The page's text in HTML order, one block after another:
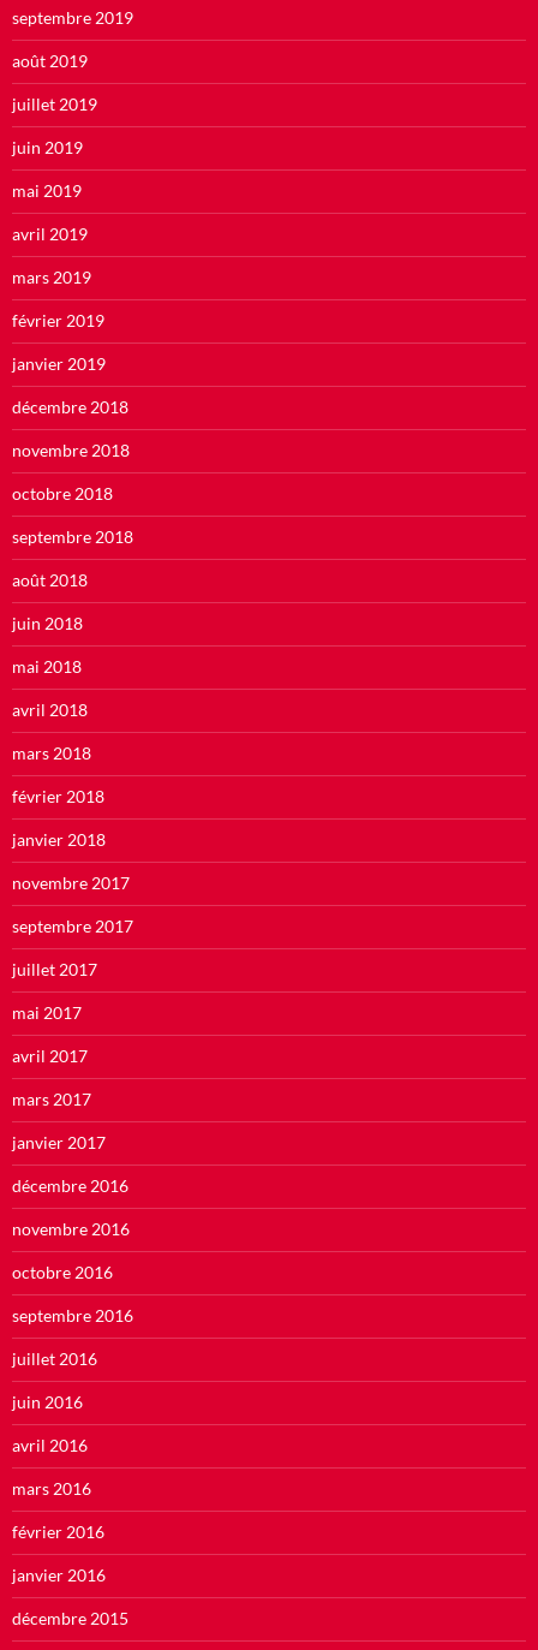
septembre 2019
août 2019
juillet 2019
juin 2019
mai 2019
avril 2019
mars 2019
février 2019
janvier 2019
décembre 2018
novembre 2018
octobre 2018
septembre 2018
août 2018
juin 2018
mai 2018
avril 2018
mars 2018
février 2018
janvier 2018
novembre 2017
septembre 2017
juillet 2017
mai 2017
avril 2017
mars 2017
janvier 2017
décembre 2016
novembre 2016
octobre 2016
septembre 2016
juillet 2016
juin 2016
avril 2016
mars 2016
février 2016
janvier 2016
décembre 2015